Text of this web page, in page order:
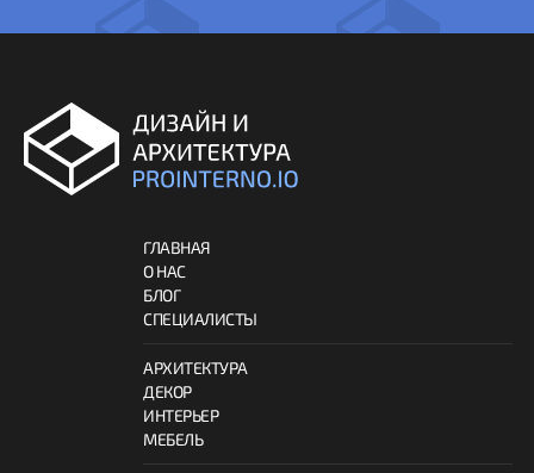
ГЛАВНАЯ
О НАС
БЛОГ
СПЕЦИАЛИСТЫ
АРХИТЕКТУРА
ДЕКОР
ИНТЕРЬЕР
МЕБЕЛЬ